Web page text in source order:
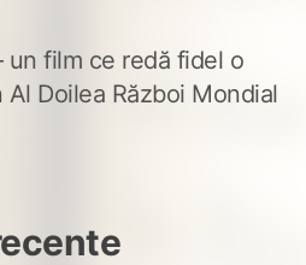
un film ce redă fidel o
Doilea Război Mondial